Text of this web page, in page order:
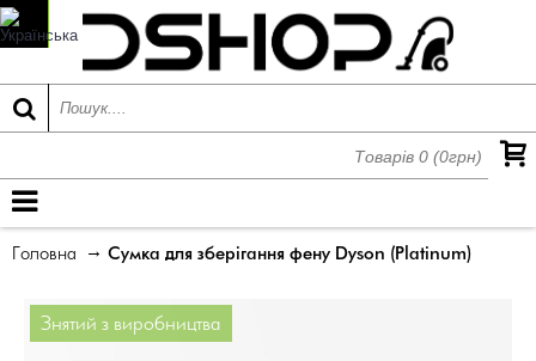
Товарів 0 (0грн)
Головна Сумка для зберігання фену Dyson (Platinum)
Знятий з виробництва